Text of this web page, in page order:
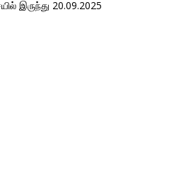
இருந்து 20.09.2025